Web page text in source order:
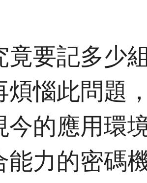
竟要記多少
煩惱此問題
今的應用環
能力的密碼